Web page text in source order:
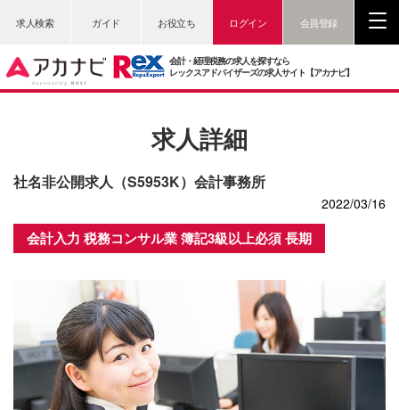
求人検索 ガイド お役立ち ログイン 会員登録
会計・経理税務の求人を探すなら
レックスアドバイザーズの求人サイト【アカナビ】
求人詳細
社名非公開求人（S5953K）会計事務所
2022/03/16
会計入力 税務コンサル業 簿記3級以上必須 長期